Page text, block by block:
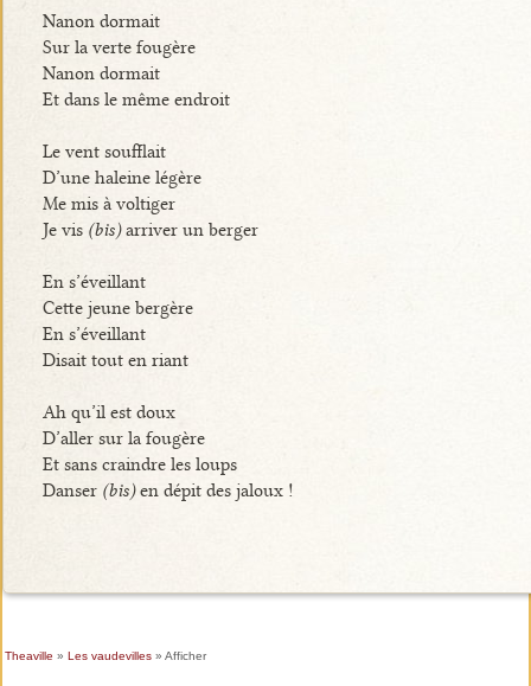
Nanon dormait
Sur la verte fougère
Nanon dormait
Et dans le même endroit
Le vent soufflait
D’une haleine légère
Me mis à voltiger
Je vis (bis)arriver un berger
En s’éveillant
Cette jeune bergère
En s’éveillant
Disait tout en riant
Ah qu’il est doux
D’aller sur la fougère
Et sans craindre les loups
Danser (bis)en dépit des jaloux !
Theaville » Les vaudevilles» Afficher